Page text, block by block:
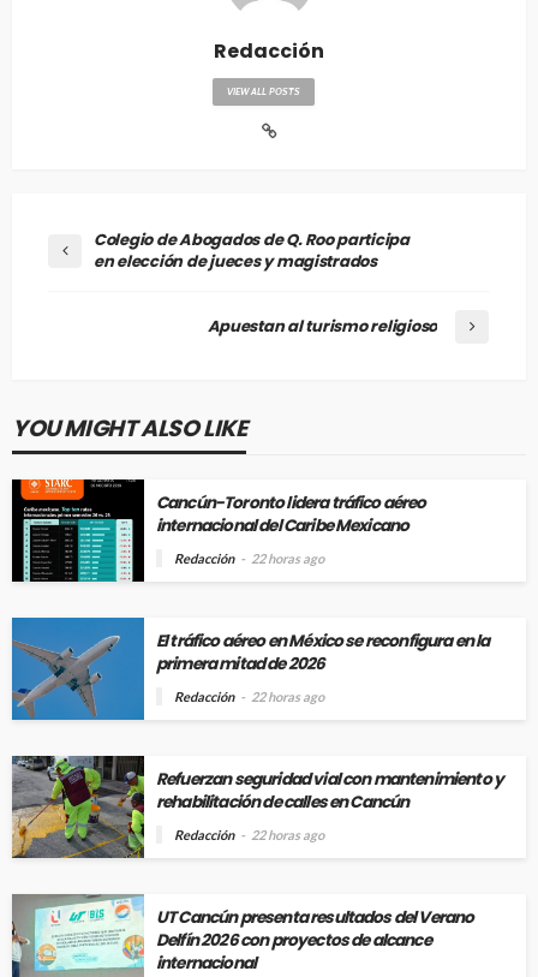
Redacción
VIEW ALL POSTS
Colegio de Abogados de Q. Roo participa
en elección de jueces y magistrados
Apuestan al turismo religioso
YOU MIGHT ALSO LIKE
Cancún-Toronto lidera tráfico aéreo
internacional del Caribe Mexicano
Redacción 22 horas ago
El tráfico aéreo en México se reconfigura en la
primera mitad de 2026
Redacción 22 horas ago
Refuerzan seguridad vial con mantenimiento y
rehabilitación de calles en Cancún
Redacción 22 horas ago
UT Cancún presenta resultados del Verano
Delfín 2026 con proyectos de alcance
internacional